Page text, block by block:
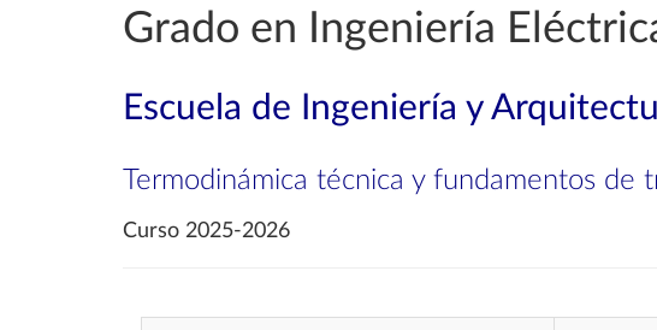
Grado en Ingeniería
Escuela de Ingeniería y
Termodinámica técnica y fundamentos de
Curso 2025-2026